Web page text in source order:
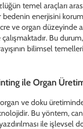
temel araçları
bedenin enerjisini
ve organ düzeyinde
Bu
bilimsel
ile Organ
ve doku
Bu yöntem,
ile işlevsel